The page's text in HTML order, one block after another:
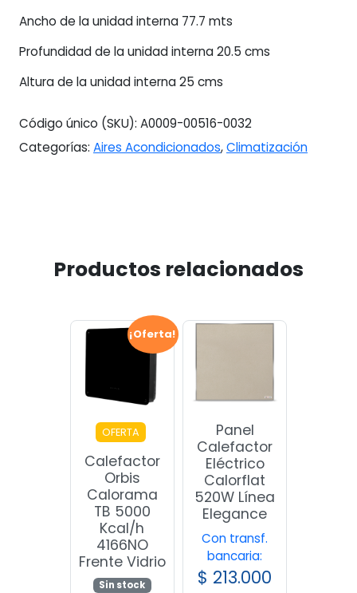
Ancho de la unidad interna 77.7 mts
Profundidad de la unidad interna 20.5 cms
Altura de la unidad interna 25 cms
Código único (SKU): A0009-00516-0032
Categorías: Aires Acondicionados,Climatización
Productos relacionados
¡Oferta!
OFERTA
Calefactor
Orbis
Calorama
TB 5000
Kcal/h
4166NO
Frente Vidrio
Sin stock
Panel
Calefactor
Eléctrico
Calorflat
520W Línea
Elegance
Con transf.
bancaria:
$ 213.000